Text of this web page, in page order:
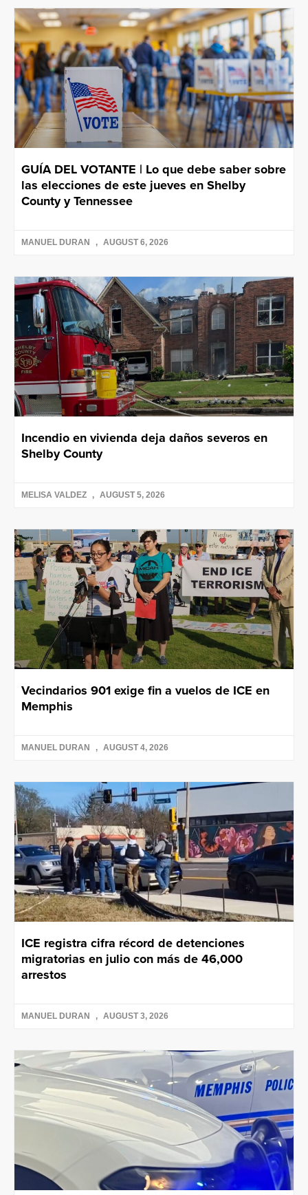
GUÍA DEL VOTANTE | Lo que debe saber sobre
las elecciones de este jueves en Shelby
County y Tennessee
MANUEL DURAN AUGUST 6, 2026
Incendio en vivienda deja daños severos en
Shelby County
MELISA VALDEZ AUGUST 5, 2026
Vecindarios 901 exige fin a vuelos de ICE en
Memphis
MANUEL DURAN AUGUST 4, 2026
ICE registra cifra récord de detenciones
migratorias en julio con más de 46,000
arrestos
MANUEL DURAN AUGUST 3, 2026